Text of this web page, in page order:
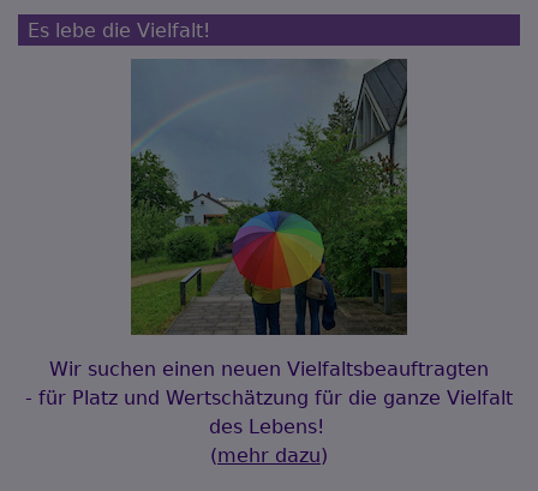
Es lebe die Vielfalt!
Wir suchen einen neuen Vielfaltsbeauftragten
- für Platz und Wertschätzung für die ganze Vielfalt
des Lebens!
(mehr dazu)